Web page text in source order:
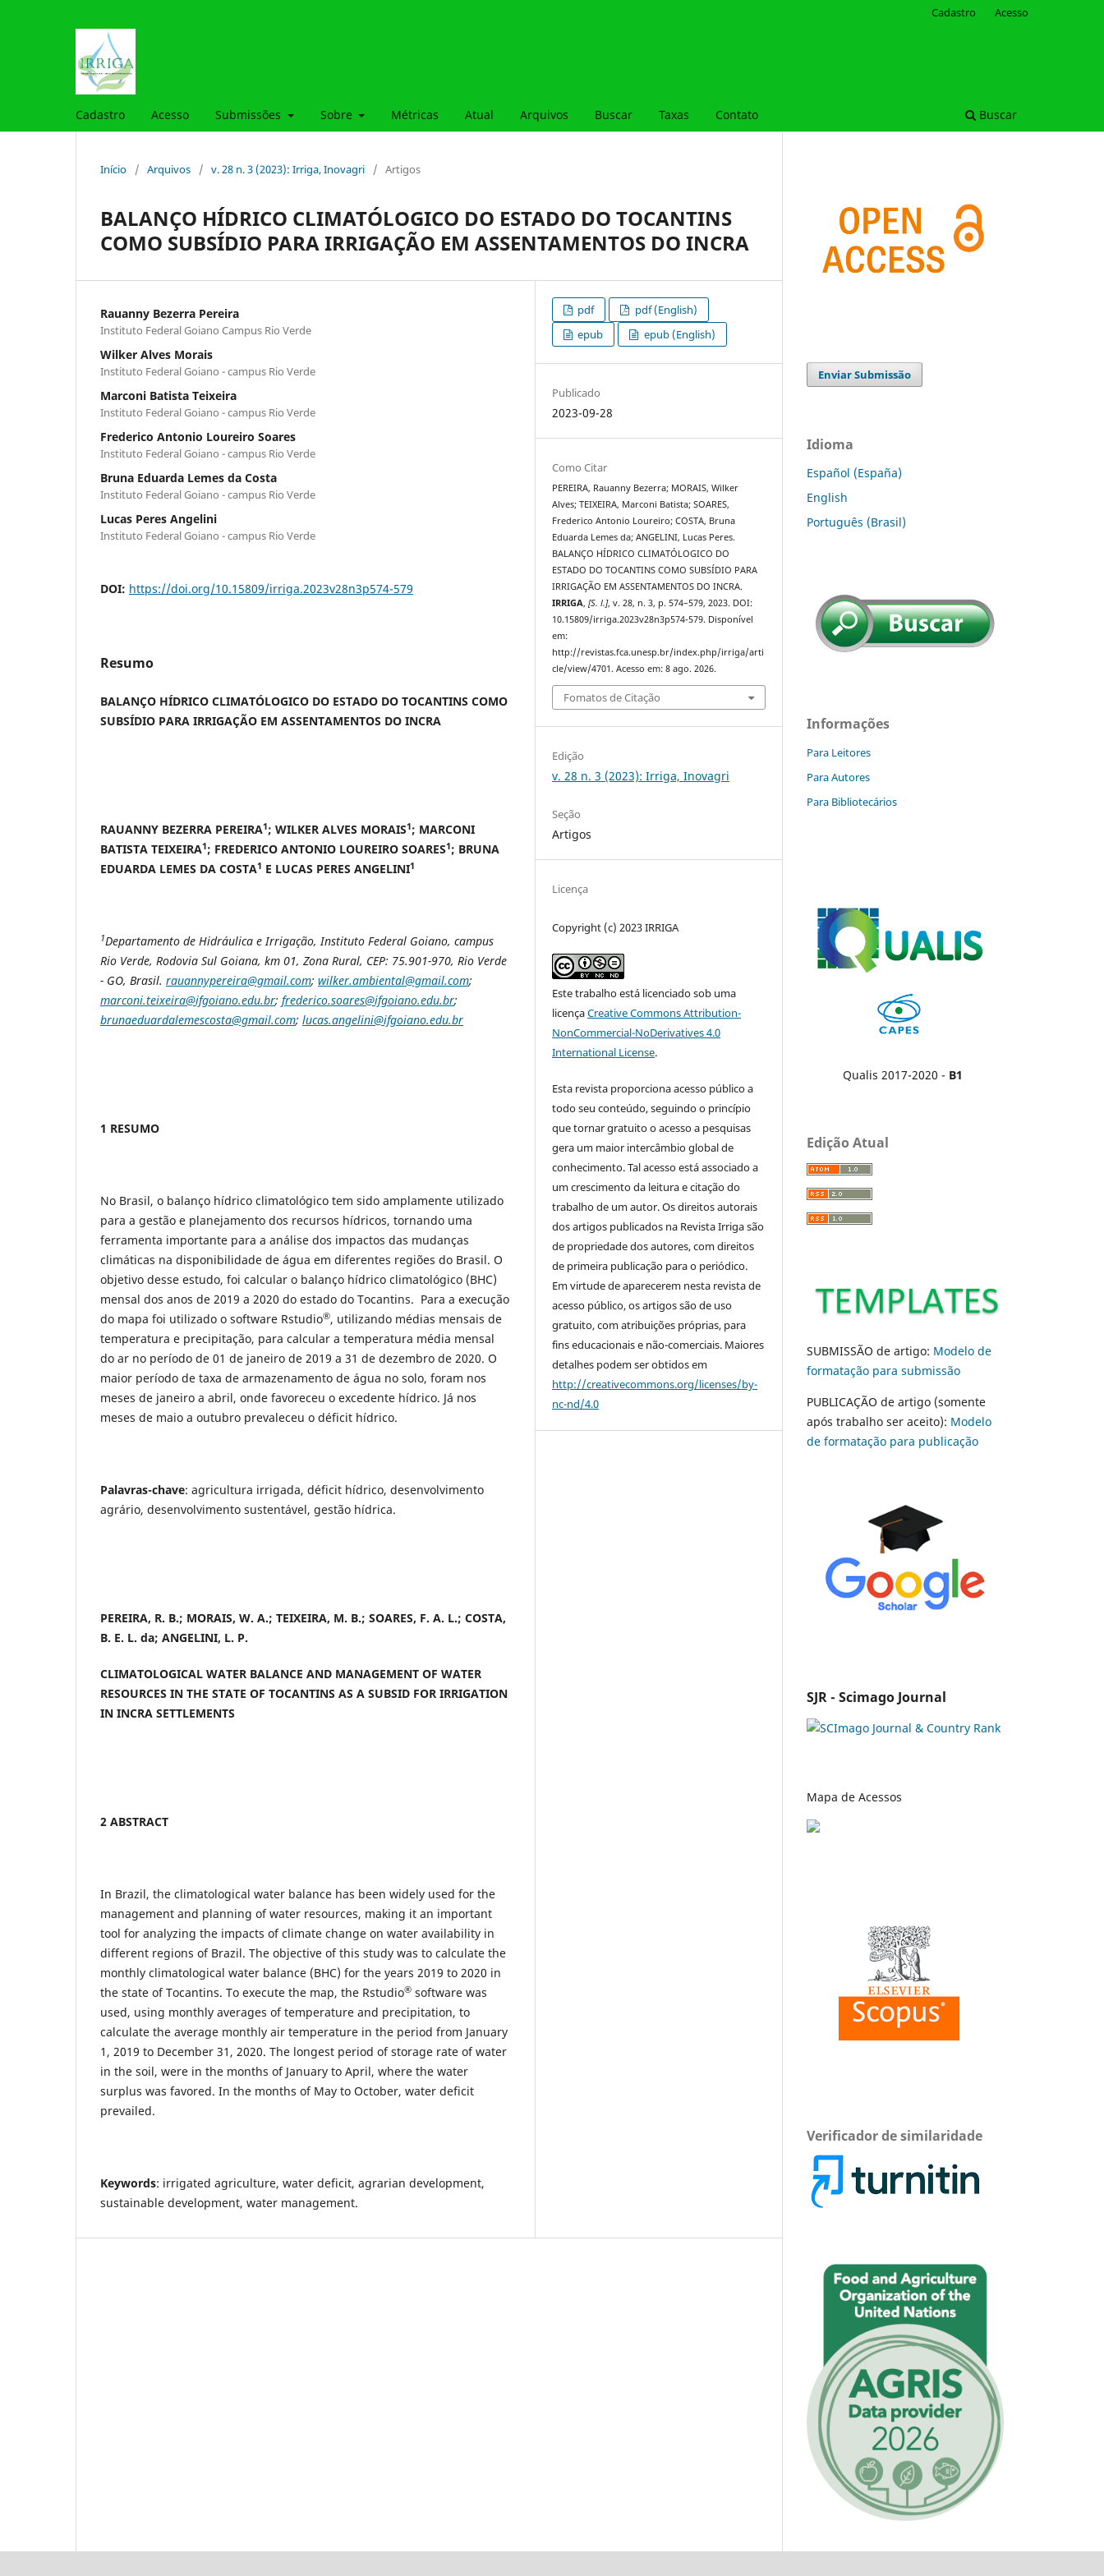
Cadastro Acesso Submissões Sobre Métricas Atual Arquivos Buscar Taxas Contato Buscar
Cadastro Acesso
Início / Arquivos / v. 28 n. 3 (2023): Irriga, Inovagri / Artigos
BALANÇO HÍDRICO CLIMATÓLOGICO DO ESTADO DO TOCANTINS
COMO SUBSÍDIO PARA IRRIGAÇÃO EM ASSENTAMENTOS DO INCRA
Rauanny Bezerra Pereira
Instituto Federal Goiano Campus Rio Verde
Wilker Alves Morais
Instituto Federal Goiano - campus Rio Verde
Marconi Batista Teixeira
Instituto Federal Goiano - campus Rio Verde
Frederico Antonio Loureiro Soares
Instituto Federal Goiano - campus Rio Verde
Bruna Eduarda Lemes da Costa
Instituto Federal Goiano - campus Rio Verde
Lucas Peres Angelini
Instituto Federal Goiano - campus Rio Verde
DOI: https://doi.org/10.15809/irriga.2023v28n3p574-579
Resumo
BALANÇO HÍDRICO CLIMATÓLOGICO DO ESTADO DO TOCANTINS COMO
SUBSÍDIO PARA IRRIGAÇÃO EM ASSENTAMENTOS DO INCRA
RAUANNY BEZERRA PEREIRA1; WILKER ALVES MORAIS1; MARCONI
BATISTA TEIXEIRA1; FREDERICO ANTONIO LOUREIRO SOARES1; BRUNA
EDUARDA LEMES DA COSTA1 E LUCAS PERES ANGELINI1
1Departamento de Hidráulica e Irrigação, Instituto Federal Goiano, campus
Rio Verde, Rodovia Sul Goiana, km 01, Zona Rural, CEP: 75.901-970, Rio Verde
- GO, Brasil. rauannypereira@gmail.com; wilker.ambiental@gmail.com;
marconi.teixeira@ifgoiano.edu.br; frederico.soares@ifgoiano.edu.br;
brunaeduardalemescosta@gmail.com; lucas.angelini@ifgoiano.edu.br
1 RESUMO
No Brasil, o balanço hídrico climatológico tem sido amplamente utilizado
para a gestão e planejamento dos recursos hídricos, tornando uma
ferramenta importante para a análise dos impactos das mudanças
climáticas na disponibilidade de água em diferentes regiões do Brasil. O
objetivo desse estudo, foi calcular o balanço hídrico climatológico (BHC)
mensal dos anos de 2019 a 2020 do estado do Tocantins. Para a execução
do mapa foi utilizado o software Rstudio®, utilizando médias mensais de
temperatura e precipitação, para calcular a temperatura média mensal
do ar no período de 01 de janeiro de 2019 a 31 de dezembro de 2020. O
maior período de taxa de armazenamento de água no solo, foram nos
meses de janeiro a abril, onde favoreceu o excedente hídrico. Já nos
meses de maio a outubro prevaleceu o déficit hídrico.
Palavras-chave: agricultura irrigada, déficit hídrico, desenvolvimento
agrário, desenvolvimento sustentável, gestão hídrica.
PEREIRA, R. B.; MORAIS, W. A.; TEIXEIRA, M. B.; SOARES, F. A. L.; COSTA,
B. E. L. da; ANGELINI, L. P.
CLIMATOLOGICAL WATER BALANCE AND MANAGEMENT OF WATER
RESOURCES IN THE STATE OF TOCANTINS AS A SUBSID FOR IRRIGATION
IN INCRA SETTLEMENTS
2 ABSTRACT
In Brazil, the climatological water balance has been widely used for the
management and planning of water resources, making it an important
tool for analyzing the impacts of climate change on water availability in
different regions of Brazil. The objective of this study was to calculate the
monthly climatological water balance (BHC) for the years 2019 to 2020 in
the state of Tocantins. To execute the map, the Rstudio® software was
used, using monthly averages of temperature and precipitation, to
calculate the average monthly air temperature in the period from January
1, 2019 to December 31, 2020. The longest period of storage rate of water
in the soil, were in the months of January to April, where the water
surplus was favored. In the months of May to October, water deficit
prevailed.
Keywords: irrigated agriculture, water deficit, agrarian development,
sustainable development, water management.
pdf
pdf (English)
epub
epub (English)
Publicado
2023-09-28
Como Citar
PEREIRA, Rauanny Bezerra; MORAIS, Wilker
Alves; TEIXEIRA, Marconi Batista; SOARES,
Frederico Antonio Loureiro; COSTA, Bruna
Eduarda Lemes da; ANGELINI, Lucas Peres.
BALANÇO HÍDRICO CLIMATÓLOGICO DO
ESTADO DO TOCANTINS COMO SUBSÍDIO PARA
IRRIGAÇÃO EM ASSENTAMENTOS DO INCRA.
IRRIGA,[S. l.], v. 28, n. 3, p. 574–579, 2023. DOI:
10.15809/irriga.2023v28n3p574-579. Disponível
em:
http://revistas.fca.unesp.br/index.php/irriga/arti
cle/view/4701. Acesso em: 8 ago. 2026.
Fomatos de Citação
Edição
v. 28 n. 3 (2023): Irriga, Inovagri
Seção
Artigos
Licença
Copyright (c) 2023 IRRIGA
Este trabalho está licenciado sob uma
licençaCreative Commons Attribution-
NonCommercial-NoDerivatives 4.0
International License.
Esta revista proporciona acesso público a
todo seu conteúdo, seguindo o princípio
que tornar gratuito o acesso a pesquisas
gera um maior intercâmbio global de
conhecimento. Tal acesso está associado a
um crescimento da leitura e citação do
trabalho de um autor. Os direitos autorais
dos artigos publicados na Revista Irriga são
de propriedade dos autores, com direitos
de primeira publicação para o periódico.
Em virtude de aparecerem nesta revista de
acesso público, os artigos são de uso
gratuito, com atribuições próprias, para
fins educacionais e não-comerciais. Maiores
detalhes podem ser obtidos em
http://creativecommons.org/licenses/by-
nc-nd/4.0
Enviar Submissão
Idioma
Español (España)
English
Português (Brasil)
Informações
Para Leitores
Para Autores
Para Bibliotecários
Qualis 2017-2020 - B1
Edição Atual
SUBMISSÃO de artigo: Modelo de
formatação para submissão
PUBLICAÇÃO de artigo (somente
após trabalho ser aceito): Modelo
de formatação para publicação
SJR - Scimago Journal
Mapa de Acessos
Verificador de similaridade